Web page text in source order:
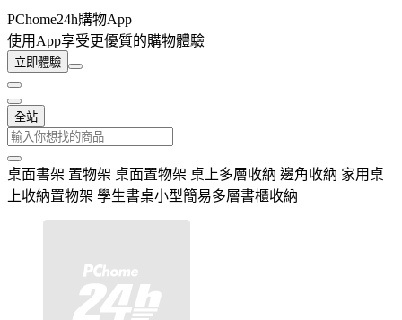
PChome24h購物App
使用App享受更優質的購物體驗
立即體驗
全站
桌面書架 置物架 桌面置物架 桌上多層收納 邊角收納 家用桌
上收納置物架 學生書桌小型簡易多層書櫃收納